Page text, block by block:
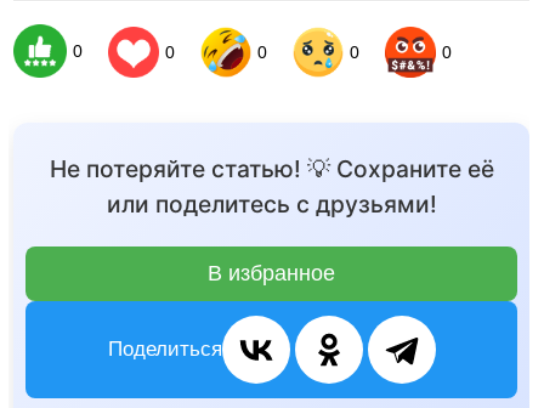
0 0 0 0 0
Не потеряйте статью! 💡 Сохраните её
или поделитесь с друзьями!
В избранное
Поделиться